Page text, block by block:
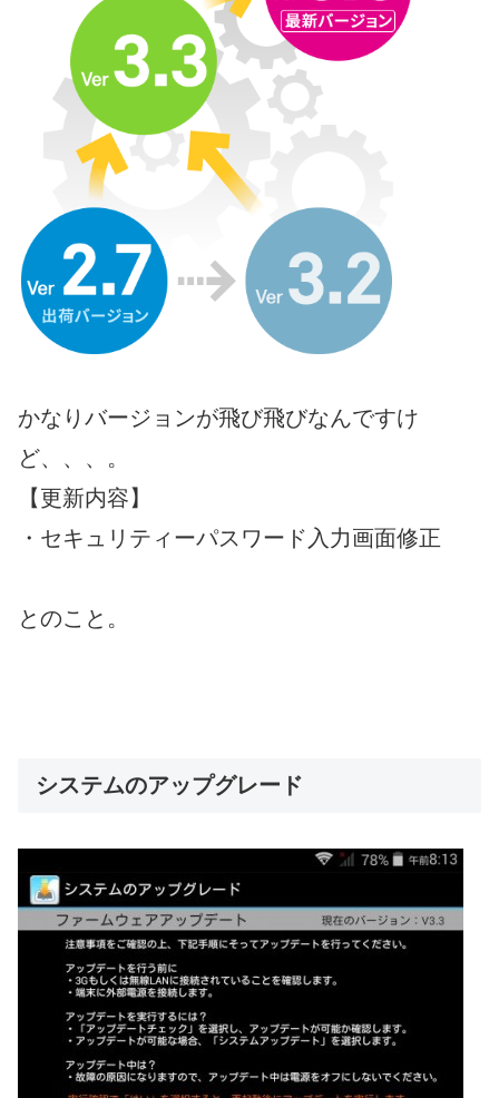
かなりバージョンが飛び飛びなんですけ
ど、、、。
【更新内容】
・セキュリティーパスワード入力画面修正
とのこと。
システムのアップグレード